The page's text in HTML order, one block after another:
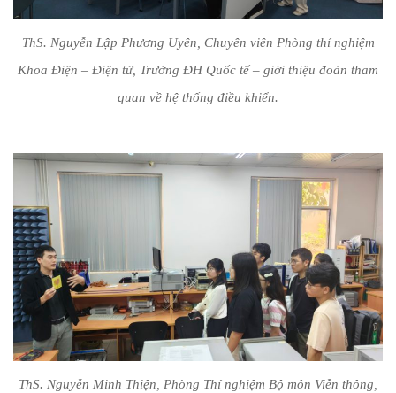
ThS. Nguyễn Lập Phương Uyên, Chuyên viên Phòng thí nghiệm
Khoa Điện – Điện tử, Trường ĐH Quốc tế – giới thiệu đoàn tham
quan về hệ thống điều khiển.
ThS. Nguyễn Minh Thiện, Phòng Thí nghiệm Bộ môn Viễn thông,